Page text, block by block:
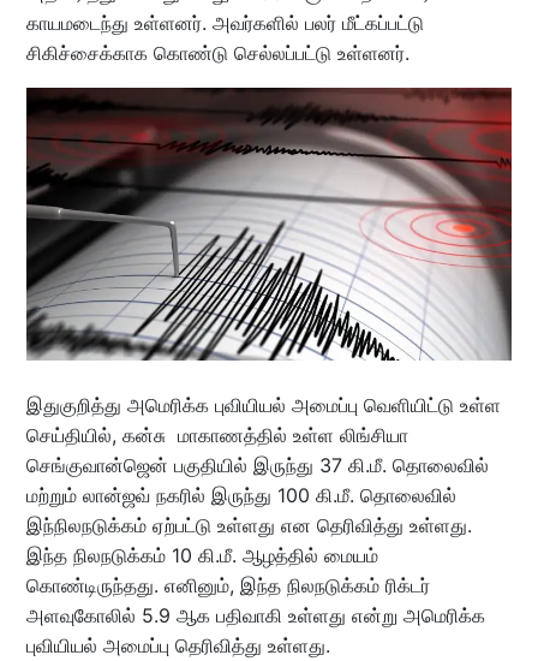
காயமடைந்து உள்ளனர். அவர்களில் பலர் மீட்கப்பட்டு
சிகிச்சைக்காக கொண்டு செல்லப்பட்டு உள்ளனர்.
இதுகுறித்து அமெரிக்க புவியியல் அமைப்பு வெளியிட்டு உள்ள
செய்தியில், கன்சு மாகாணத்தில் உள்ள லிங்சியா
செங்குவான்ஜென் பகுதியில் இருந்து 37 கி.மீ. தொலைவில்
மற்றும் லான்ஜவ் நகரில் இருந்து 100 கி.மீ. தொலைவில்
இந்நிலநடுக்கம் ஏற்பட்டு உள்ளது என தெரிவித்து உள்ளது.
இந்த நிலநடுக்கம் 10 கி.மீ. ஆழத்தில் மையம்
கொண்டிருந்தது. எனினும், இந்த நிலநடுக்கம் ரிக்டர்
அளவுகோலில் 5.9 ஆக பதிவாகி உள்ளது என்று அமெரிக்க
புவியியல் அமைப்பு தெரிவித்து உள்ளது.